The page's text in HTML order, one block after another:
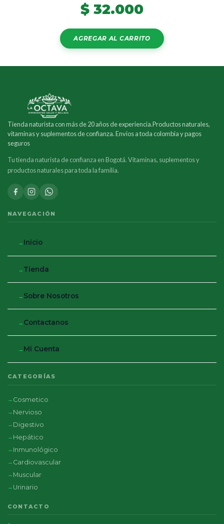
$ 32.000
AGREGAR AL CARRITO
Tienda naturista con más de 20 años de experiencia.Productos naturales,
vitaminas y suplementos de confianza. Envios a toda colombia y pagos
seguros
Tu tienda naturista de confianza en Bogotá. Vitaminas, suplementos y
productos naturales para toda la familia.
NAVEGACIÓN
Inicio
Tienda
Sobre Nosotros
Contactanos
Mi Cuenta
CATEGORÍAS
Cosmetico
Nervioso
Digestivo
Hepático
Inmunológico
Cardiovascular
Muscular
Urinario
CONTACTO